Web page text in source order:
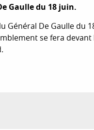
Gaulle du 18 juin.
Général De Gaulle du
se fera